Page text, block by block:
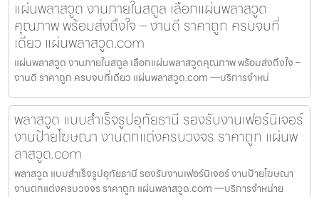
แผ่นพลาสวูด งานภายในสตูล เลือกแผ่นพลาสวูด
คุณภาพ พร้อมส่งถึงใจ – งานดี ราคาถูก ครบจบที่
เดียว แผ่นพลาสวูด.com
แผ่นพลาสวูด งานภายในสตูล เลือกแผ่นพลาสวูดคุณภาพ พร้อมส่งถึงใจ –
งานดี ราคาถูก ครบจบที่เดียว แผ่นพลาสวูด.com —บริการจำหน่
พลาสวูด แบบสำเร็จรูปอุทัยธานี รองรับงานเฟอร์นิเจอร์
งานป้ายโฆษณา งานตกแต่งครบวงจร ราคาถูก แผ่นพ
ลาสวูด.com
พลาสวูด แบบสำเร็จรูปอุทัยธานี รองรับงานเฟอร์นิเจอร์ งานป้ายโฆษณา
งานตกแต่งครบวงจร ราคาถูก แผ่นพลาสวูด.com —บริการจำหน่าย